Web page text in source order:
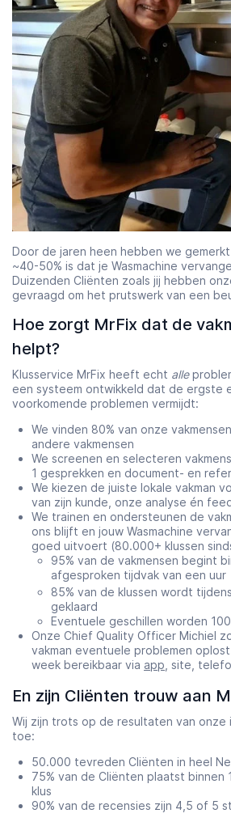
Door de jaren heen hebben we
~40-50% is dat je Wasmachine
Duizenden Cliënten zoals jij hebben
gevraagd om het prutswerk van een
Hoe zorgt MrFix dat de
helpt?
Klusservice MrFix heeft echt alle
een systeem ontwikkeld dat de ergste
voorkomende problemen vermijdt:
We vinden 80% van onze
andere vakmensen
We screenen en selecteren
1 gesprekken en document- en
We kiezen de juiste lokale vakman
van zijn kunde, onze analyse én
We trainen en ondersteunen de
ons blijft en jouw Wasmachine
goed uitvoert (80.000+ klussen
95% van de vakmensen begint
afgesproken tijdvak van een uur
85% van de klussen wordt
geklaard
Eventuele geschillen worden
Onze Chief Quality Officer Michiel
vakman eventuele problemen
week bereikbaar via app , site,
En zijn Cliënten trouw aan
Wij zijn trots op de resultaten van onze
toe:
50.000 tevreden Cliënten in heel
75% van de Cliënten plaatst binnen
klus
90% van de recensies zijn 4,5 of 5